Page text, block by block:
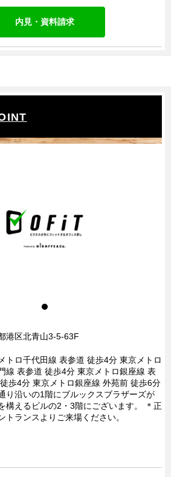
内見・資料請求
港区北青山3-5-63F
トロ千代田線 表参道 徒歩4分 東京メトロ
線 表参道 徒歩4分 東京メトロ銀座線 表
歩4分 東京メトロ銀座線 外苑前 徒歩6分
り沿いの1階にブルックスブラザーズが
構えるビルの2・3階にございます。 ＊正
トランスよりご来場ください。